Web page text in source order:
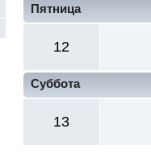
Пятница
12
Суббота
13